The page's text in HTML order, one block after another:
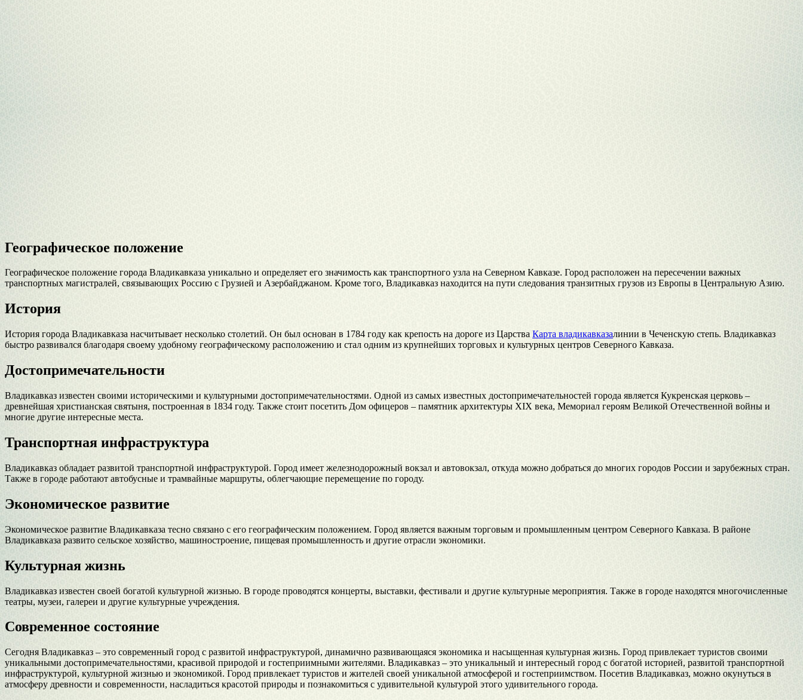
Географическое положение
Географическое положение города Владикавказа уникально и определяет его значимость как транспортного узла на Северном Кавказе. Город расположен на пересечении важных
транспортных магистралей, связывающих Россию с Грузией и Азербайджаном. Кроме того, Владикавказ находится на пути следования транзитных грузов из Европы в Центральную Азию.
История
История города Владикавказа насчитывает несколько столетий. Он был основан в 1784 году как крепость на дороге из Царства Карта владикавказалинии в Чеченскую степь. Владикавказ
быстро развивался благодаря своему удобному географическому расположению и стал одним из крупнейших торговых и культурных центров Северного Кавказа.
Достопримечательности
Владикавказ известен своими историческими и культурными достопримечательностями. Одной из самых известных достопримечательностей города является Кукренская церковь –
древнейшая христианская святыня, построенная в 1834 году. Также стоит посетить Дом офицеров – памятник архитектуры XIX века, Мемориал героям Великой Отечественной войны и
многие другие интересные места.
Транспортная инфраструктура
Владикавказ обладает развитой транспортной инфраструктурой. Город имеет железнодорожный вокзал и автовокзал, откуда можно добраться до многих городов России и зарубежных стран.
Также в городе работают автобусные и трамвайные маршруты, облегчающие перемещение по городу.
Экономическое развитие
Экономическое развитие Владикавказа тесно связано с его географическим положением. Город является важным торговым и промышленным центром Северного Кавказа. В районе
Владикавказа развито сельское хозяйство, машиностроение, пищевая промышленность и другие отрасли экономики.
Культурная жизнь
Владикавказ известен своей богатой культурной жизнью. В городе проводятся концерты, выставки, фестивали и другие культурные мероприятия. Также в городе находятся многочисленные
театры, музеи, галереи и другие культурные учреждения.
Современное состояние
Сегодня Владикавказ – это современный город с развитой инфраструктурой, динамично развивающаяся экономика и насыщенная культурная жизнь. Город привлекает туристов своими
уникальными достопримечательностями, красивой природой и гостеприимными жителями. Владикавказ – это уникальный и интересный город с богатой историей, развитой транспортной
инфраструктурой, культурной жизнью и экономикой. Город привлекает туристов и жителей своей уникальной атмосферой и гостеприимством. Посетив Владикавказ, можно окунуться в
атмосферу древности и современности, насладиться красотой природы и познакомиться с удивительной культурой этого удивительного города.